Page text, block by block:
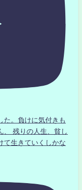
た。負けに気付きも
、 残りの人生、貧し
て生きていくしかな